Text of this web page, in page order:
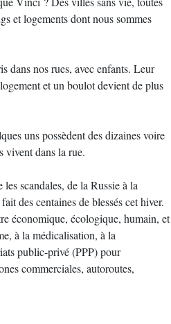
et logements dont nous sommes
dans nos rues, avec enfants. Leur
et un boulot devient de plus
uns possèdent des dizaines voire
vivent dans la rue.
scandales, de la Russie à la
des centaines de blessés cet hiver.
économique, écologique, humain, et
à la médicalisation, à la
public-privé (PPP) pour
commerciales, autoroutes,